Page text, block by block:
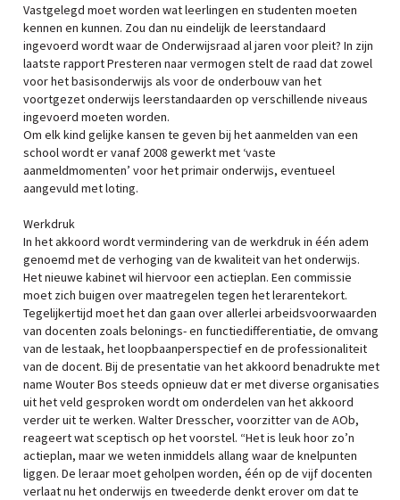
Vastgelegd moet worden wat leerlingen en studenten moeten
kennen en kunnen. Zou dan nu eindelijk de leerstandaard
ingevoerd wordt waar de Onderwijsraad al jaren voor pleit? In zijn
laatste rapport Presteren naar vermogen stelt de raad dat zowel
voor het basisonderwijs als voor de onderbouw van het
voortgezet onderwijs leerstandaarden op verschillende niveaus
ingevoerd moeten worden.
Om elk kind gelijke kansen te geven bij het aanmelden van een
school wordt er vanaf 2008 gewerkt met ‘vaste
aanmeldmomenten’ voor het primair onderwijs, eventueel
aangevuld met loting.
Werkdruk
In het akkoord wordt vermindering van de werkdruk in één adem
genoemd met de verhoging van de kwaliteit van het onderwijs.
Het nieuwe kabinet wil hiervoor een actieplan. Een commissie
moet zich buigen over maatregelen tegen het lerarentekort.
Tegelijkertijd moet het dan gaan over allerlei arbeidsvoorwaarden
van docenten zoals belonings- en functiedifferentiatie, de omvang
van de lestaak, het loopbaanperspectief en de professionaliteit
van de docent. Bij de presentatie van het akkoord benadrukte met
name Wouter Bos steeds opnieuw dat er met diverse organisaties
uit het veld gesproken wordt om onderdelen van het akkoord
verder uit te werken. Walter Dresscher, voorzitter van de AOb,
reageert wat sceptisch op het voorstel. “Het is leuk hoor zo’n
actieplan, maar we weten inmiddels allang waar de knelpunten
liggen. De leraar moet geholpen worden, één op de vijf docenten
verlaat nu het onderwijs en tweederde denkt erover om dat te